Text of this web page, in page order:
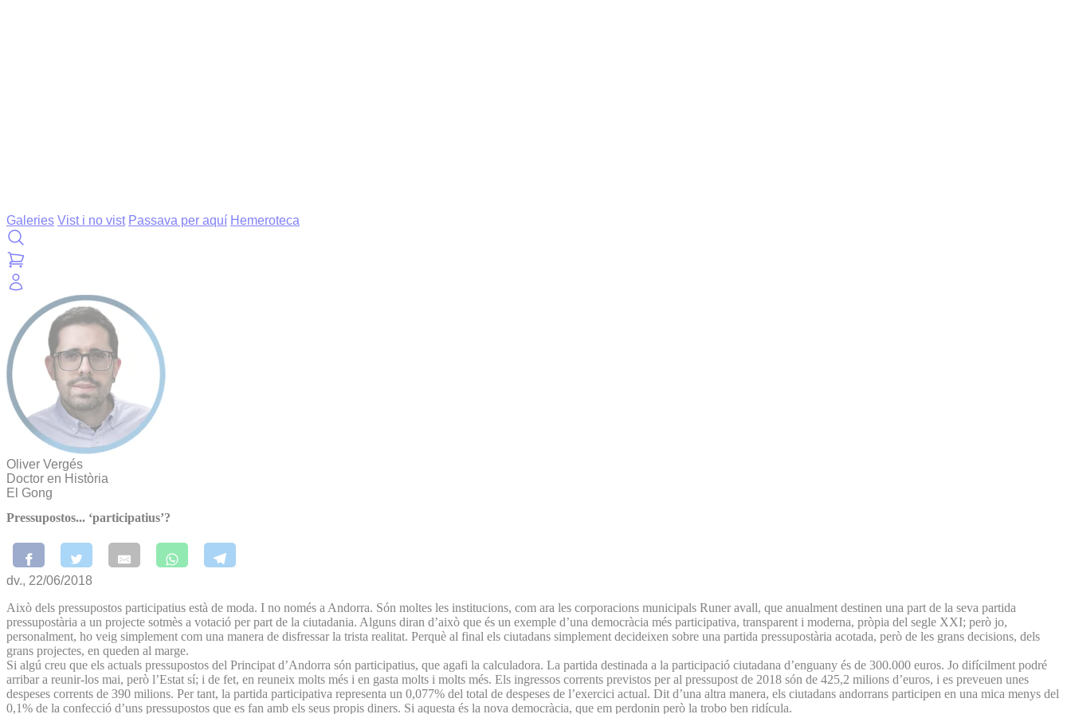
Galeries Vist i no vist Passava per aquí Hemeroteca
Oliver Vergés
Doctor en Història
El Gong
Pressupostos... ‘participatius’?
dv., 22/06/2018
Això dels pressupostos participatius està de moda. I no només a Andorra. Són moltes les institucions, com ara les corporacions municipals Runer avall, que anualment destinen una part de la seva partida
pressupostària a un projecte sotmès a votació per part de la ciutadania. Alguns diran d’això que és un exemple d’una democràcia més participativa, transparent i moderna, pròpia del segle XXI; però jo,
personalment, ho veig simplement com una manera de disfressar la trista realitat. Perquè al final els ciutadans simplement decideixen sobre una partida pressupostària acotada, però de les grans decisions, dels
grans projectes, en queden al marge.
Si algú creu que els actuals pressupostos del Principat d’Andorra són participatius, que agafi la calculadora. La partida destinada a la participació ciutadana d’enguany és de 300.000 euros. Jo difícilment podré
arribar a reunir-los mai, però l’Estat sí; i de fet, en reuneix molts més i en gasta molts i molts més. Els ingressos corrents previstos per al pressupost de 2018 són de 425,2 milions d’euros, i es preveuen unes
despeses corrents de 390 milions. Per tant, la partida participativa representa un 0,077% del total de despeses de l’exercici actual. Dit d’una altra manera, els ciutadans andorrans participen en una mica menys del
0,1% de la confecció d’uns pressupostos que es fan amb els seus propis diners. Si aquesta és la nova democràcia, que em perdonin però la trobo ben ridícula.